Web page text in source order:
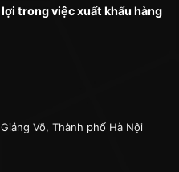
trong việc xuất khẩu hàng
Võ, Thành phố Hà Nội